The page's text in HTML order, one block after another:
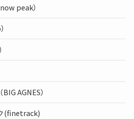
peak）
AGNES）
(finetrack)